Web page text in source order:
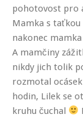
pohotovost pro
Mamka s taťkou
nakonec mamka
A mamčiny
nikdy jich tolik
rozmotal
hodin, Lilek se
kruhu čuchal